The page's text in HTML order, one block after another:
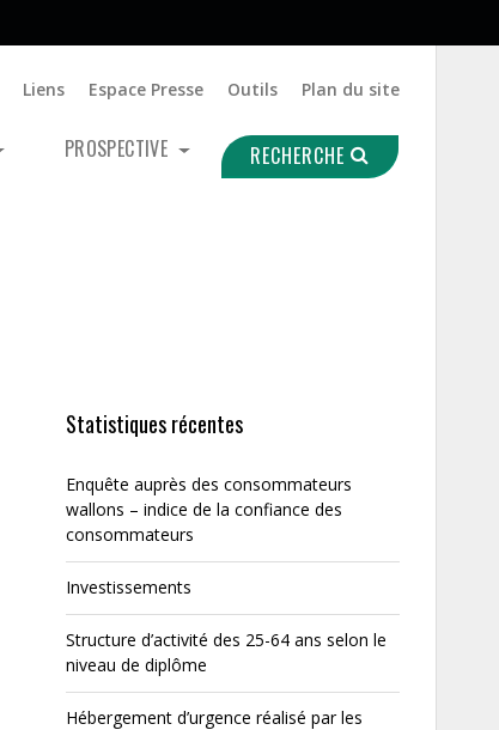
Liens Espace Presse Outils Plan du site
PROSPECTIVE RECHERCHE
Statistiques récentes
Enquête auprès des consommateurs
wallons – indice de la confiance des
consommateurs
Investissements
Structure d’activité des 25-64 ans selon le
niveau de diplôme
Hébergement d’urgence réalisé par les